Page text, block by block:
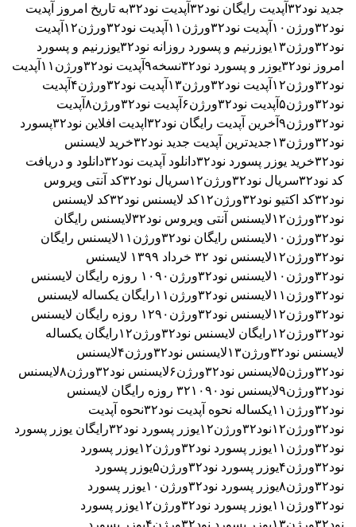
جدید نود۳۲
آپدیت رایگان نود۳۲ آپدیت نود۳۲به تاریخ امروز
آپدیت
نود۳۲ورژن۱۰
آپدیت نود۳۲ورژن۱۱ آپدیت نود۳۲ورژن۱۲
آپدیت
نود۳۲ورژن۱۳
یوزرنیم و پسورد روزانه نود۳۲
یوزرنیم و پسورد
امروز نود۳۲
یوزر و پسورد نود۳۲نسخه۹ آپدیت نود۳۲ورژن۱۱
آپدیت
نود۳۲ورژن۱۲
آپدیت نود۳۲ورژن۱۳ آپدیت نود۳۲ورژن۴
آپدیت
نود۳۲ورژن۵
آپدیت نود۳۲ورژن۶ آپدیت نود۳۲ورژن۸
آپدیت
نود۳۲ورژن۹
آخرین آپدیت رایگان نود۳۲ اپدیت افلاین نود۳۲
پسورد
نود۳۲ورژن۱۳
جدیدترین آپدیت جدید نود۳۲
خرید لایسنس
نود۳۲
خرید یوزر پسورد نود۳۲ دانلود آپدیت نود۳۲
دانلود و دریافت
کد نود۳۲
سریال نود۳۲ورژن۱۲ سریال نود۳۲
کد آنتی ویروس
نود۳۲
کد اکتیو نود۳۲ورژن۱۲ کد لایسنس نود۳۲
کد لایسنس
نود۳۲ورژن۱۲
لایسنس آنتی ویروس نود۳۲
لایسنس رایگان
نود۳۲ورژن۱۰
لایسنس رایگان نود۳۲ورژن۱۱
لایسنس رایگان
نود۳۲ورژن۱۲
لایسنس نود ۳٢ خرداد ۱۳۹۹
لایسنس
نود۳۲ورژن۱۰
لایسنس نود۳۲ورژن۱۰۹۰ روزه رایگان
لایسنس
نود۳۲ورژن۱۱
لایسنس نود۳۲ورژن۱۱رایگان یکساله
لایسنس
نود۳۲ورژن۱۲
لایسنس نود۳۲ورژن۱۲۹۰ روزه رایگان
لایسنس
نود۳۲ورژن۱۲رایگان
لایسنس نود۳۲ورژن۱۲رایگان یکساله
لایسنس نود۳۲ورژن۱۳
لایسنس نود۳۲ورژن۴
لایسنس
نود۳۲ورژن۵
لایسنس نود۳۲ورژن۶ لایسنس نود۳۲ورژن۸
لایسنس
نود۳۲ورژن۹
لایسنس نود۳۲۱۰۹۰ روزه رایگان
لایسنس
نود۳۲ورژن۱۱یکساله
نحوه آپدیت نود۳۲
نحوه آپدیت
نود۳۲ورژن۱۲
نود۳۲ورژن۱۲ یوزر پسورد نود۳۲رایگان
یوزر پسورد
نود۳۲ورژن۱۱
یوزر پسورد نود۳۲ورژن۱۲
یوزر پسورد
نود۳۲ورژن۴
یوزر پسورد نود۳۲ورژن۵
یوزر پسورد
نود۳۲ورژن۸
یوزر پسورد نود۳۲ورژن۱۰
یوزر پسورد
نود۳۲ورژن۱۱
یوزر پسورد نود۳۲ورژن۱۲
یوزر پسورد
نود۳۲ورژن۱۳
یوزر پسورد نود۳۲ورژن۴ یوزر پسورد